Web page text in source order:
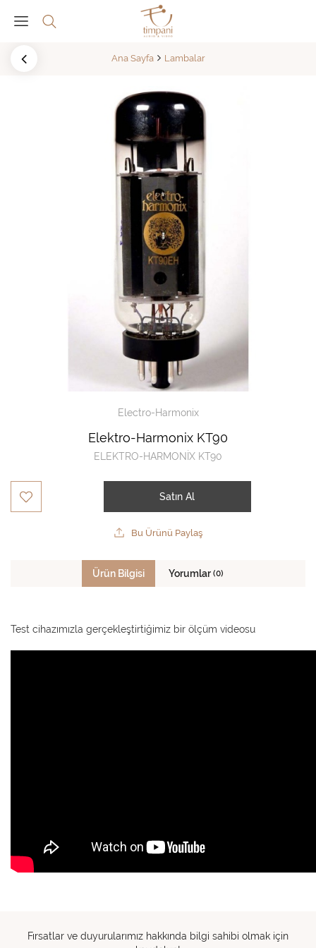
Ana Sayfa Lambalar
Electro-Harmonix
Elektro-Harmonix KT90
ELEKTRO-HARMONİX KT90
Satın Al
Bu Ürünü Paylaş
Ürün Bilgisi Yorumlar (0)
Test cihazımızla gerçekleştirtiğimiz bir ölçüm videosu
Fırsatlar ve duyurularımız hakkında bilgi sahibi olmak için